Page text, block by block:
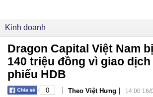
Kinh doanh
Dragon Capital Việt Nam
140 triệu đồng vì giao
phiếu HDB
0 | Theo Việt Hưng | 14:00 16/